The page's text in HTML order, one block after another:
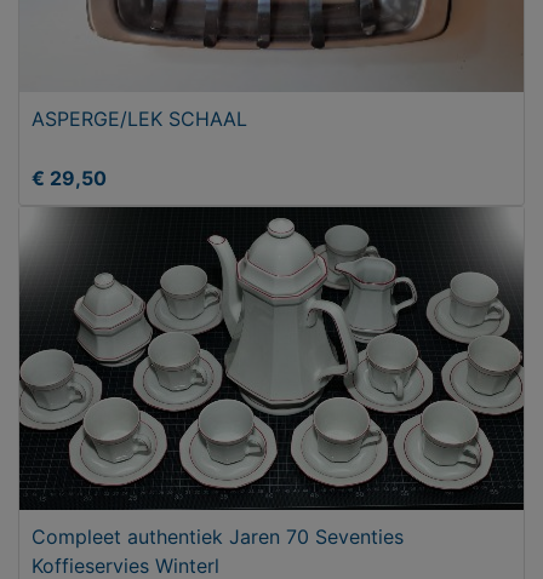
ASPERGE/LEK SCHAAL
€ 29,50
Compleet authentiek Jaren 70 Seventies
Koffieservies Winterl